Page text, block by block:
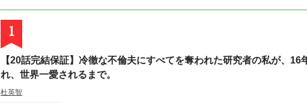
1
【20話完結保証】冷徹な不倫夫にすべてを奪われた研究者の私が、16
れ、世界一愛されるまで。
杜英智